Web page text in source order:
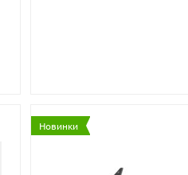
Новинки